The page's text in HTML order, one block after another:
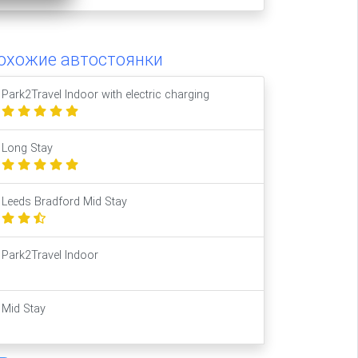
автостоянки
Park2Travel Indoor with electric charging
Long Stay
Leeds Bradford Mid Stay
Park2Travel Indoor
Mid Stay